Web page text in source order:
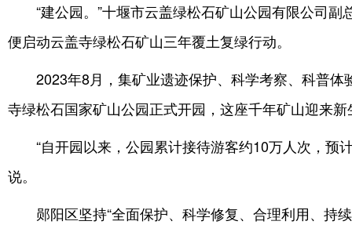
“建公园。”十堰市云盖绿松石矿山公园有限公司
便启动云盖寺绿松石矿山三年覆土复绿行动。
2023年8月，集矿业遗迹保护、科学考察、科普
寺绿松石国家矿山公园正式开园，这座千年矿山迎来新
“自开园以来，公园累计接待游客约10万人次，预
说。
郧阳区坚持“全面保护、科学修复、合理利用、持